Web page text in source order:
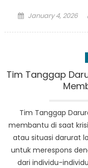
Posted
January 4, 2026
Tim Tanggap
Tim Tanggap
membantu di saat
atau situasi darurat
untuk merespons
dari individu-